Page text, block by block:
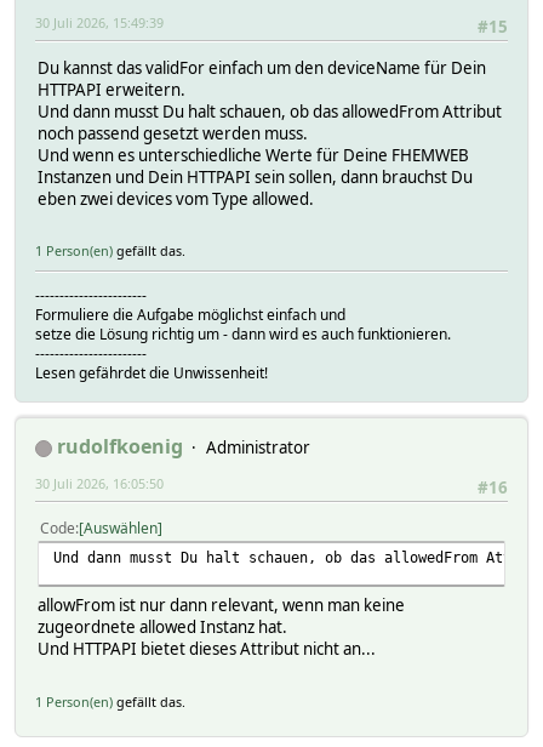
#15
30 Juli 2026, 15:49:39
Du kannst das validFor einfach um den deviceName für Dein
HTTPAPI erweitern.
Und dann musst Du halt schauen, ob das allowedFrom Attribut
noch passend gesetzt werden muss.
Und wenn es unterschiedliche Werte für Deine FHEMWEB
Instanzen und Dein HTTPAPI sein sollen, dann brauchst Du
eben zwei devices vom Type allowed.
1 Person(en) gefällt das.
-----------------------
Formuliere die Aufgabe möglichst einfach und
setze die Lösung richtig um - dann wird es auch funktionieren.
-----------------------
Lesen gefährdet die Unwissenheit!
rudolfkoenig
Administrator
#16
30 Juli 2026, 16:05:50
Code Auswählen
Und dann musst Du halt schauen, ob das allowedFrom
allowFrom ist nur dann relevant, wenn man keine
zugeordnete allowed Instanz hat.
Und HTTPAPI bietet dieses Attribut nicht an...
1 Person(en) gefällt das.